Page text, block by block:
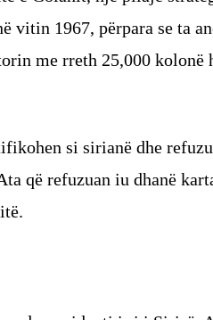
vitin 1967, përpara se ta
me rreth 25,000 kolonë
si sirianë dhe
që refuzuan iu dhanë